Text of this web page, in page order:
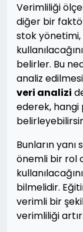
Verimliliği
diğer bir
stok
belirler. Bu
analiz
veri analizi
ederek,
Bunların yanı
önemli bir rol
bilmelidir.
verimli bir
verimliliği